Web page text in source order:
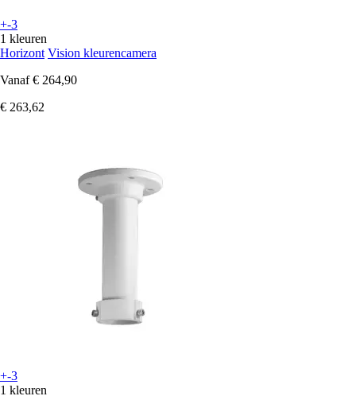
+-3
1 kleuren
Horizont Vision kleurencamera
Vanaf € 264,90
€ 263,62
+-3
1 kleuren